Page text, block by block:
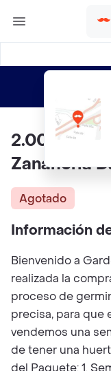
2.000
Zanahoria
Agotado
Información
Bienvenido a
realizada la
proceso de
precisa, para que
vendemos una
de tener una
del Paquete: 1.